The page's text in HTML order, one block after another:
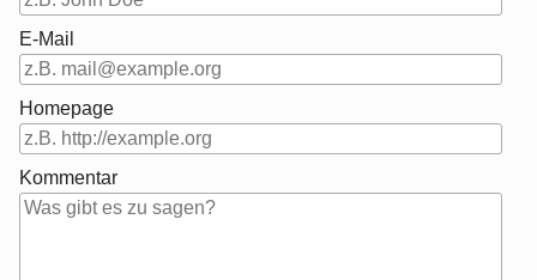
E-Mail
Homepage
Kommentar